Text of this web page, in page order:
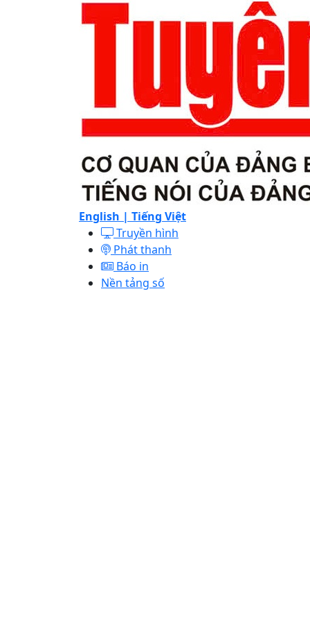
English | Tiếng Việt
Truyền hình
Phát thanh
Báo in
Nền tảng số